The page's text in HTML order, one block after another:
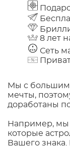
8 лет
Сеть
Мы с большим
мечты,
доработаны
Например, мы
которые
Вашего